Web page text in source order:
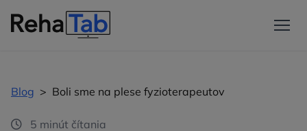
Blog > Boli sme na plese fyzioterapeutov
5 minút čítania